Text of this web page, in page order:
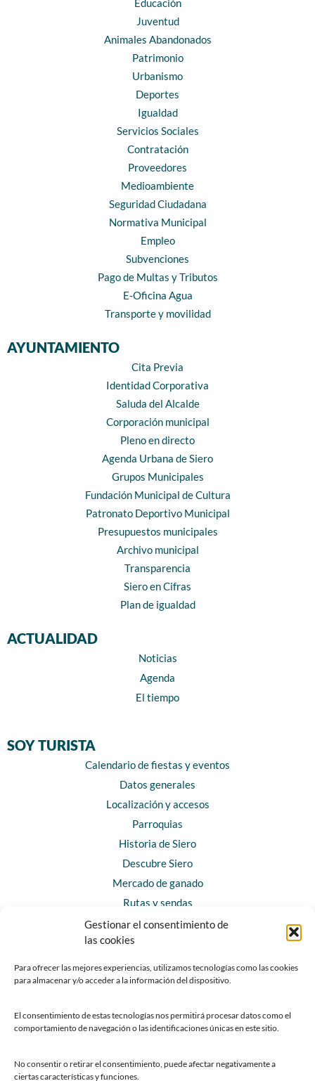
Gestionar el consentimiento de
las cookies
Para ofrecer las mejores experiencias, utilizamos tecnologías como las cookies
para almacenar y/o acceder a la información del dispositivo.
El consentimiento de estas tecnologías nos permitirá procesar datos como el
comportamiento de navegación o las identificaciones únicas en este sitio.
No consentir o retirar el consentimiento, puede afectar negativamente a
ciertas características y funciones.
Educación
Juventud
Animales Abandonados
Patrimonio
Urbanismo
Deportes
Igualdad
Servicios Sociales
Contratación
Proveedores
Medioambiente
Seguridad Ciudadana
Normativa Municipal
Empleo
Subvenciones
Pago de Multas y Tributos
E-Oficina Agua
Transporte y movilidad
AYUNTAMIENTO
Cita Previa
Identidad Corporativa
Saluda del Alcalde
Corporación municipal
Pleno en directo
Agenda Urbana de Siero
Grupos Municipales
Fundación Municipal de Cultura
Patronato Deportivo Municipal
Presupuestos municipales
Archivo municipal
Transparencia
Siero en Cifras
Plan de igualdad
ACTUALIDAD
Noticias
Agenda
El tiempo
SOY TURISTA
Calendario de fiestas y eventos
Datos generales
Localización y accesos
Parroquias
Historia de Siero
Descubre Siero
Mercado de ganado
Rutas y sendas
Horarios y contacto
Teléfonos de interés
Chatbot Siero
SEDES ELECTRÓNICAS
Sede del Ayuntamiento de Siero